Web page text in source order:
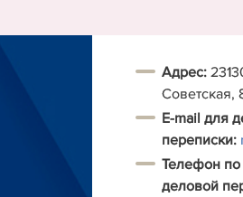
Адрес:
Советская,
E-mail для
переписки:
Телефон
деловой